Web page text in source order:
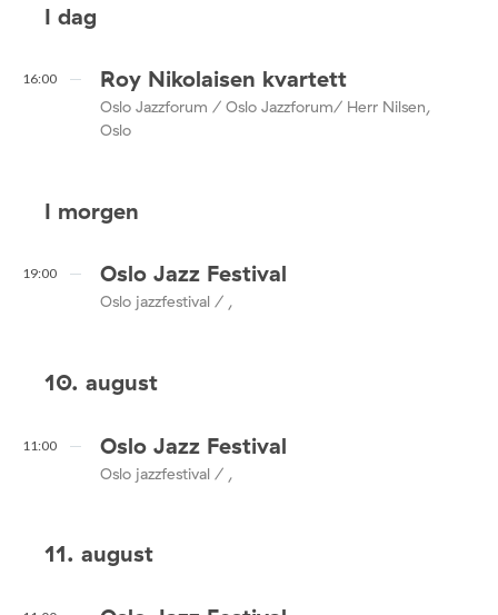
I dag
16:00 Roy Nikolaisen kvartett
Oslo Jazzforum / Oslo Jazzforum/ Herr Nilsen,
Oslo
I morgen
19:00 Oslo Jazz Festival
Oslo jazzfestival / ,
10. august
11:00 Oslo Jazz Festival
Oslo jazzfestival / ,
11. august